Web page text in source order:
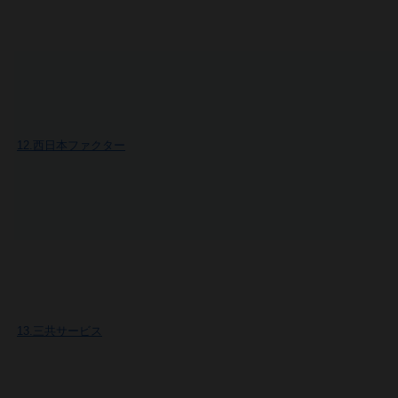
12.西日本ファクター
13.三共サービス